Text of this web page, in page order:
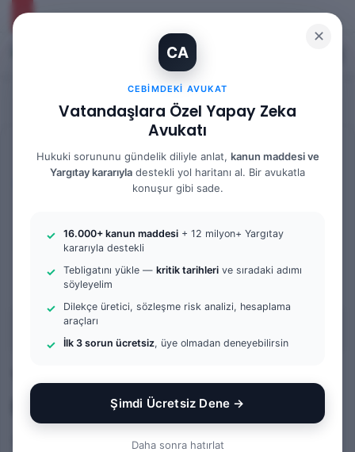
✕
CA
CEBIMDEKI AVUKAT
Vatandaşlara Özel Yapay Zeka
Avukatı
Hukuki sorununu gündelik diliyle anlat, kanun maddesi ve
Yargıtay kararıyla destekli yol haritanı al. Bir avukatla
konuşur gibi sade.
16.000+ kanun maddesi + 12 milyon+ Yargıtay
kararıyla destekli
Tebligatını yükle — kritik tarihleri ve sıradaki adımı
söyleyelim
Dilekçe üretici, sözleşme risk analizi, hesaplama
araçları
İlk 3 sorun ücretsiz, üye olmadan deneyebilirsin
Şimdi Ücretsiz Dene →
Daha sonra hatırlat
Hesaplanır
70 6 dakika okuma süresi
İçindekiler
Yıllık izin ücreti nasıl
hesaplanır? Kısa cevap
Türkiye’de yıllık izin ücreti, işçinin hak ettiği ve